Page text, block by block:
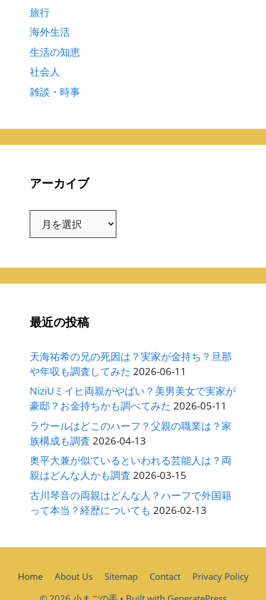
旅行
海外生活
生活の知恵
社会人
雑談・時事
アーカイブ
最近の投稿
天海祐希の兄の死因は？実家が金持ち？旦那
や年収も調査してみた 2026-06-11
NiziUミイヒ両親がやばい？美男美女で実家が
豪邸？お金持ちかも調べてみた 2026-05-11
ラウールはどこのハーフ？父親の職業は？家
族構成も調査 2026-04-13
奥平大兼が似ているといわれる芸能人は？両
親はどんな人かも調査 2026-03-15
古川琴音の両親はどんな人？ハーフで外国籍
って本当？経歴についても 2026-02-13
Home About Us Sitemap Contact
Privacy Policy